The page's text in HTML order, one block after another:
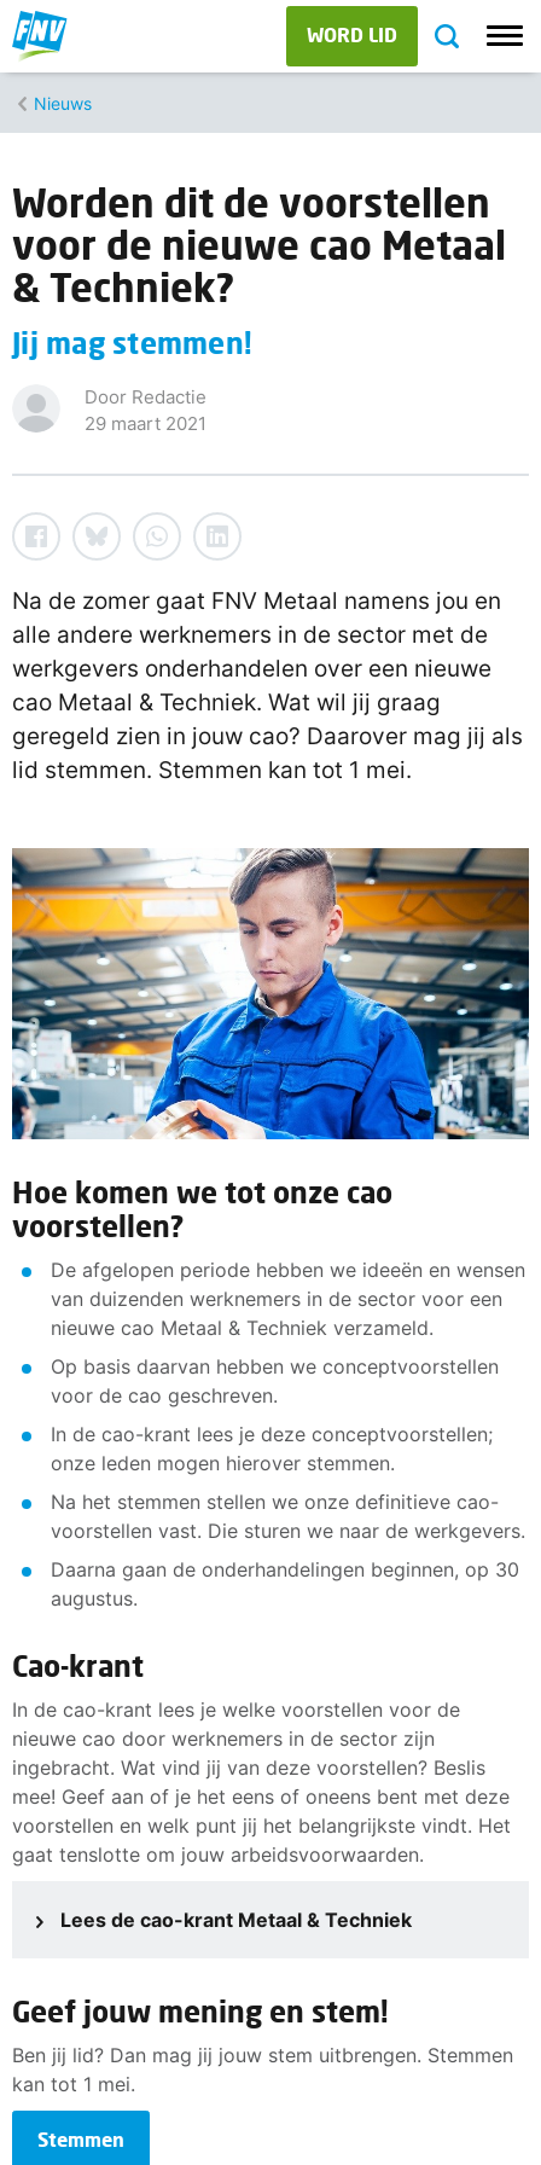
WORD LID
Nieuws
Worden dit de voorstellen
voor de nieuwe cao Metaal
& Techniek?
Jij mag stemmen!
Door Redactie
29 maart 2021
Na de zomer gaat FNV Metaal namens jou en
alle andere werknemers in de sector met de
werkgevers onderhandelen over een nieuwe
cao Metaal & Techniek. Wat wil jij graag
geregeld zien in jouw cao? Daarover mag jij als
lid stemmen. Stemmen kan tot 1 mei.
Hoe komen we tot onze cao
voorstellen?
De afgelopen periode hebben we ideeën en wensen
van duizenden werknemers in de sector voor een
nieuwe cao Metaal & Techniek verzameld.
Op basis daarvan hebben we conceptvoorstellen
voor de cao geschreven.
In de cao-krant lees je deze conceptvoorstellen;
onze leden mogen hierover stemmen.
Na het stemmen stellen we onze definitieve cao-
voorstellen vast. Die sturen we naar de werkgevers.
Daarna gaan de onderhandelingen beginnen, op 30
augustus.
Cao-krant
In de cao-krant lees je welke voorstellen voor de
nieuwe cao door werknemers in de sector zijn
ingebracht. Wat vind jij van deze voorstellen? Beslis
mee! Geef aan of je het eens of oneens bent met deze
voorstellen en welk punt jij het belangrijkste vindt. Het
gaat tenslotte om jouw arbeidsvoorwaarden.
Lees de cao-krant Metaal & Techniek
Geef jouw mening en stem!
Ben jij lid? Dan mag jij jouw stem uitbrengen. Stemmen
kan tot 1 mei.
Stemmen